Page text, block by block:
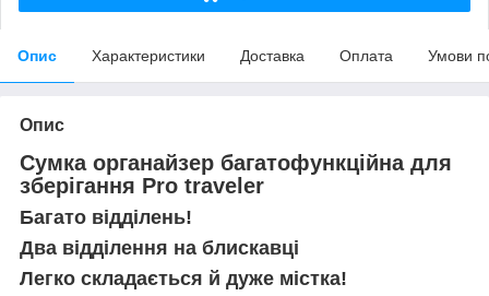
Опис Характеристики Доставка Оплата Умови
Опис
Сумка органайзер багатофункційна для
зберігання Pro traveler
Багато відділень!
Два відділення на блискавці
Легко складається й дуже містка!